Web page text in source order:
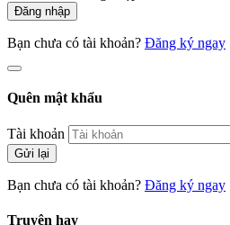
Đăng nhập
Bạn chưa có tài khoản? Đăng ký ngay
Quên mật khẩu
Tài khoản
Gửi lại
Bạn chưa có tài khoản? Đăng ký ngay
Truyện hay